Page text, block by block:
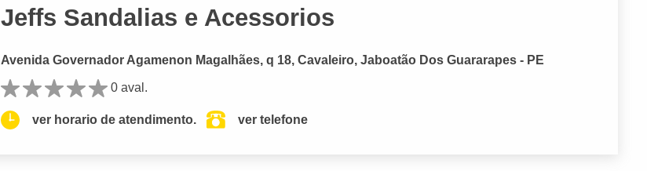
Jeffs Sandalias e Acessorios
Avenida Governador Agamenon Magalhães, q 18, Cavaleiro, Jaboatão Dos Guararapes - PE
0 aval.
ver horario de atendimento. ver telefone